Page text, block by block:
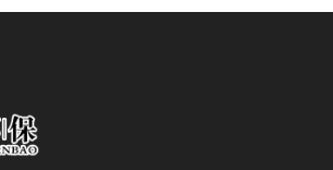
保减少堵塞设
点对点面对面旋转清洗